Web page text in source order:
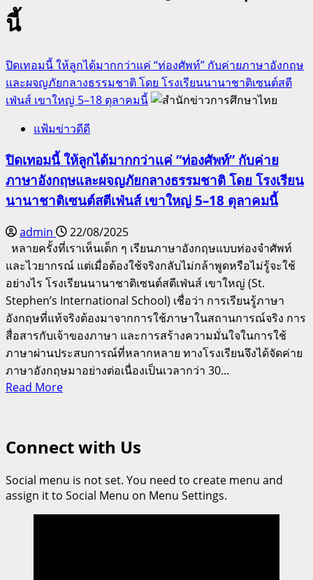
นี้
ปิดเทอมนี้ ให้ลูกได้มากกว่าแค่ “ท่องศัพท์” กับค่ายภาษาอังกฤษ
และผจญภัยกลางธรรมชาติ โดย โรงเรียนนานาชาติเซนต์สตี
เฟ่นส์ เขาใหญ่ 5–18 ตุลาคมนี้
แฟ้มข่าวดีดี
ปิดเทอมนี้ ให้ลูกได้มากกว่าแค่ “ท่องศัพท์” กับค่าย
ภาษาอังกฤษและผจญภัยกลางธรรมชาติ โดย โรงเรียน
นานาชาติเซนต์สตีเฟ่นส์ เขาใหญ่ 5–18 ตุลาคมนี้
admin
22/08/2025
หลายครั้งที่เราเห็นเด็ก ๆ เรียนภาษาอังกฤษแบบท่องจำศัพท์
และไวยากรณ์ แต่เมื่อต้องใช้จริงกลับไม่กล้าพูดหรือไม่รู้จะใช้
อย่างไร โรงเรียนนานาชาติเซนต์สตีเฟ่นส์ เขาใหญ่ (St.
Stephen’s International School) เชื่อว่า การเรียนรู้ภาษา
อังกฤษที่แท้จริงต้องมาจากการใช้ภาษาในสถานการณ์จริง การ
สื่อสารกับเจ้าของภาษา และการสร้างความมั่นใจในการใช้
ภาษาผ่านประสบการณ์ที่หลากหลาย ทางโรงเรียนจึงได้จัดค่าย
ภาษาอังกฤษมาอย่างต่อเนื่องเป็นเวลากว่า 30...
Read MoreRead
เทอม
ให้
ลูก
Connect with Us
Social menu is not set. You need to create menu and
assign it to Social Menu on Menu Settings.